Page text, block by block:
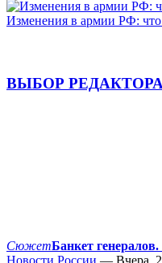
Изменения в армии РФ:
ВЫБОР
СюжетБанкет